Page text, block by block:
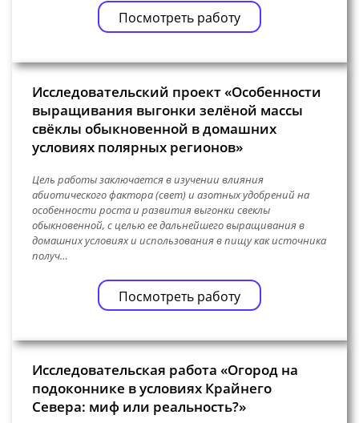
Посмотреть работу
Исследовательский проект «Особенности
выращивания выгонки зелёной массы
свёклы обыкновенной в домашних
условиях полярных регионов»
Цель работы заключается в изучении влияния
абиотического фактора (свет) и азотных удобрений на
особенности роста и развития выгонки свеклы
обыкновенной, с целью ее дальнейшего выращивания в
домашних условиях и использования в пищу как источника
получ…
Посмотреть работу
Исследовательская работа «Огород на
подоконнике в условиях Крайнего
Севера: миф или реальность?»